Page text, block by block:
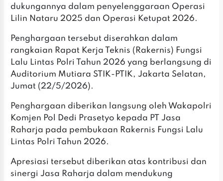
dukungannya dalam penyelenggaraan Operasi
Lilin Nataru 2025 dan Operasi Ketupat 2026.
‎Penghargaan tersebut diserahkan dalam
rangkaian Rapat Kerja Teknis (Rakernis) Fungsi
Lalu Lintas Polri Tahun 2026 yang berlangsung di
Auditorium Mutiara STIK-PTIK, Jakarta Selatan,
Jumat (22/5/2026).
‎Penghargaan diberikan langsung oleh Wakapolri
Komjen Pol Dedi Prasetyo kepada PT Jasa
Raharja pada pembukaan Rakernis Fungsi Lalu
Lintas Polri Tahun 2026.
‎‎Apresiasi tersebut diberikan atas kontribusi dan
sinergi Jasa Raharja dalam mendukung